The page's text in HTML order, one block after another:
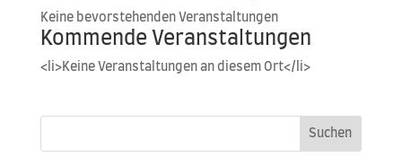
Kei­ne bevor­ste­hen­den Veranstaltungen
Kommende Veranstaltungen
<li>Keine Ver­an­stal­tun­gen an die­sem Ort</li>